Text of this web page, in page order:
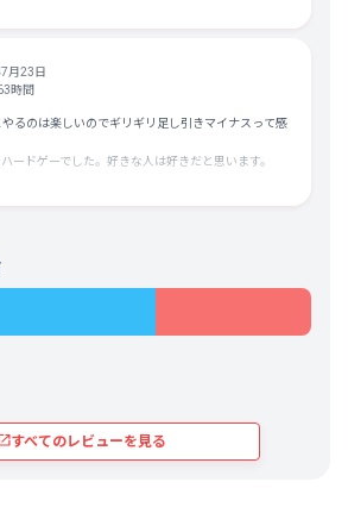
質な装備を持ち込むプレイヤー自体が少なく、倒し
って持ち帰りづらいためです。結果として、「勝ち
デザインだと感じました。
ります。高価な装備を揃えても劇的に強くなるわけ
が改善される」程度の性能に留まります。そのた
るのは体感で5人程度です。しかし、バッグ容量に
プレイで感じたものですが、トリオにも別の問題が
備で参加するプレイヤーが多く、高価な装備を持ち
良トリオは、装備をしっかり整えた固定パーティー
に倒されることも多く、理不尽さを感じました。
月23日
時間
るのは楽しいのでギリギリ足し引きマイナスって感
ードゲーでした。好きな人は好きだと思います。
すべてのレビューを見る